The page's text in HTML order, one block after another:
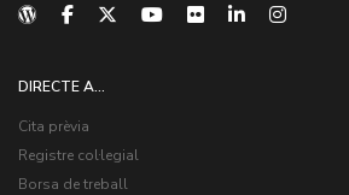
DIRECTE A...
Cita prèvia
Registre col·legial
Borsa de treball